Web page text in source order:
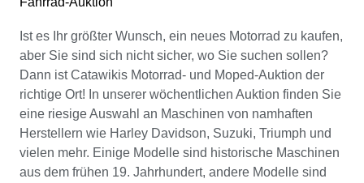
Ist es Ihr größter Wunsch, ein neues Motorrad zu kaufen,
aber Sie sind sich nicht sicher, wo Sie suchen sollen?
Dann ist Catawikis Motorrad- und Moped-Auktion der
richtige Ort! In unserer wöchentlichen Auktion finden Sie
eine riesige Auswahl an Maschinen von namhaften
Herstellern wie Harley Davidson, Suzuki, Triumph und
vielen mehr. Einige Modelle sind historische Maschinen
aus dem frühen 19. Jahrhundert, andere Modelle sind